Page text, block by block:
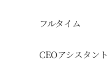
フルタイム
CEOアシスタント